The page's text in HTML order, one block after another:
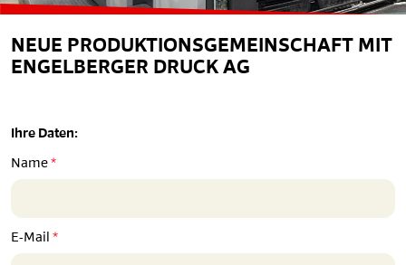
NEUE PRODUKTIONSGEMEINSCHAFT MIT
ENGELBERGER DRUCK AG
Ihre Daten:
Name
E-Mail